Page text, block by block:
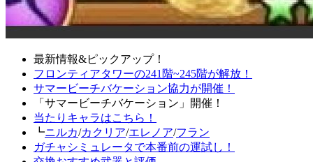
最新情報&ピックアップ！
フロンティアタワーの241階~245階が解放！
サマービーチバケーション協力が開催！
「サマービーチバケーション」開催！
当たりキャラはこちら！
┗ニルカ/カクリア/エレノア/フラン
ガチャシミュレータで本番前の運試し！